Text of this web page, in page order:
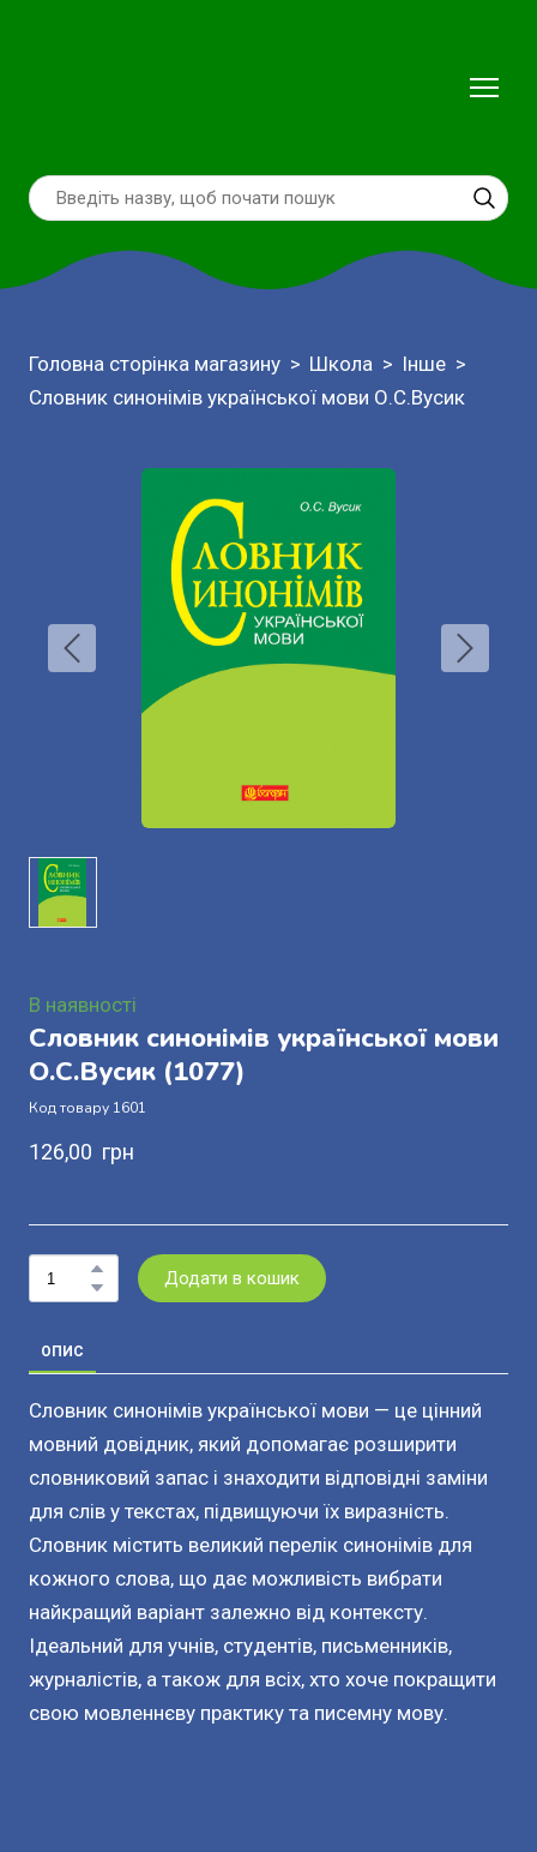
Головна сторінка магазину Школа
Інше
Словник синонімів української мови О.С.Вусик
В наявності
Словник синонімів української мови
О.С.Вусик (1077)
Код товару 1601
126,00  грн
Додати в кошик
ОПИС
Словник синонімів української мови — це цінний
мовний довідник, який допомагає розширити
словниковий запас і знаходити відповідні заміни
для слів у текстах, підвищуючи їх виразність.
Словник містить великий перелік синонімів для
кожного слова, що дає можливість вибрати
найкращий варіант залежно від контексту.
Ідеальний для учнів, студентів, письменників,
журналістів, а також для всіх, хто хоче покращити
свою мовленнєву практику та писемну мову.